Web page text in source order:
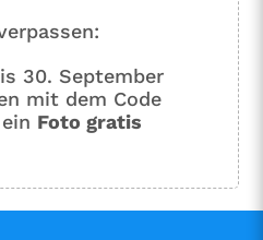
30. September
mit dem Code
ein Foto gratis